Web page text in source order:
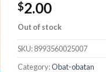
$2.00
Out of stock
SKU:8993560025007
Category:Obat-obatan